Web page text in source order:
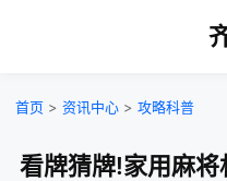
首页 > 资讯中心 > 攻略科普
看牌猜牌!家用麻